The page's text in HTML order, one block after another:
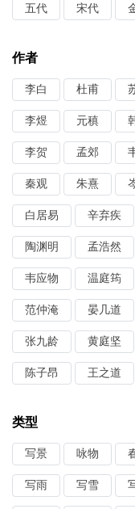
五代 宋代
作者
李白 杜甫
李煜 元稹
李贺 孟郊
秦观 朱熹
白居易 辛弃疾
陶渊明 孟浩然
韦应物 温庭筠
范仲淹 晏几道
张九龄 黄庭坚
陈子昂 王之道
类型
写景 咏物
写雨 写雪